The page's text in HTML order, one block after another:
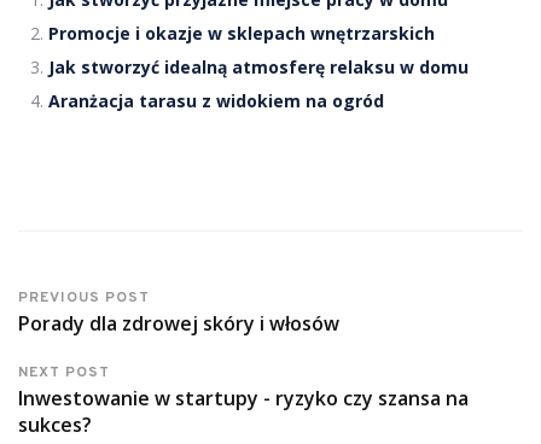
Promocje i okazje w sklepach wnętrzarskich
Jak stworzyć idealną atmosferę relaksu w domu
Aranżacja tarasu z widokiem na ogród
PREVIOUS POST
Porady dla zdrowej skóry i włosów
NEXT POST
Inwestowanie w startupy - ryzyko czy szansa na
sukces?